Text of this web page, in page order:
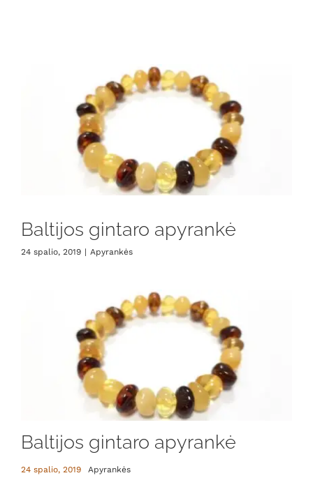
Baltijos gintaro apyrankė
24 spalio, 2019 | Apyrankės
Baltijos gintaro apyrankė
24 spalio, 2019 Apyrankės